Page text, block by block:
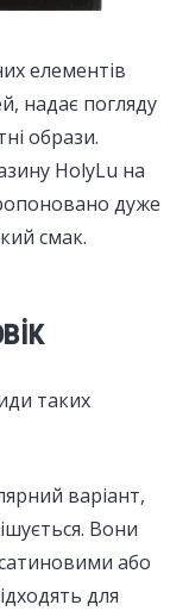
елементів
надає погляду
образи.
HolyLu на
дуже
смак.
таких
варіант,
Вони
або
для